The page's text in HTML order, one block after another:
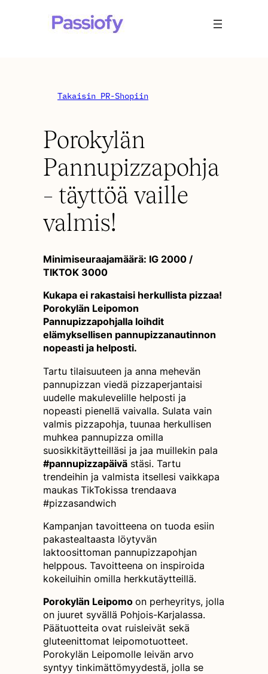
Takaisin PR-Shopiin
Porokylän
Pannupizzapohja
– täyttöä vaille
valmis!
Minimiseuraajamäärä: IG 2000 /
TIKTOK 3000
Kukapa ei rakastaisi herkullista pizzaa!
Porokylän Leipomon
Pannupizzapohjalla loihdit
elämyksellisen pannupizzanautinnon
nopeasti ja helposti.
Tartu tilaisuuteen ja anna mehevän
pannupizzan viedä pizzaperjantaisi
uudelle makulevelille helposti ja
nopeasti pienellä vaivalla. Sulata vain
valmis pizzapohja, tuunaa herkullisen
muhkea pannupizza omilla
suosikkitäytteilläsi ja jaa muillekin pala
#pannupizzapäivä stäsi. Tartu
trendeihin ja valmista itsellesi vaikkapa
maukas TikTokissa trendaava
#pizzasandwich
Kampanjan tavoitteena on tuoda esiin
pakastealtaasta löytyvän
laktoosittoman pannupizzapohjan
helppous. Tavoitteena on inspiroida
kokeiluihin omilla herkkutäytteillä.
Porokylän Leipomo on perheyritys, jolla
on juuret syvällä Pohjois-Karjalassa.
Päätuotteita ovat ruisleivät sekä
gluteenittomat leipomotuotteet.
Porokylän Leipomolle leivän arvo
syntyy tinkimättömyydestä, jolla se